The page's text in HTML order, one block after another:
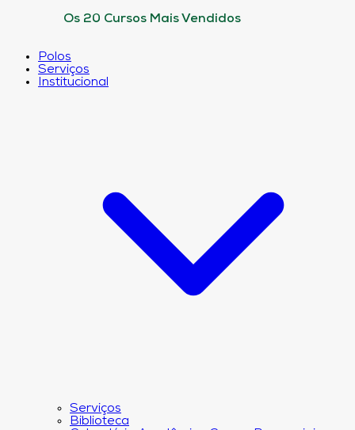
Os 20 Cursos Mais Vendidos
Polos
Serviços
Institucional
Serviços
Biblioteca